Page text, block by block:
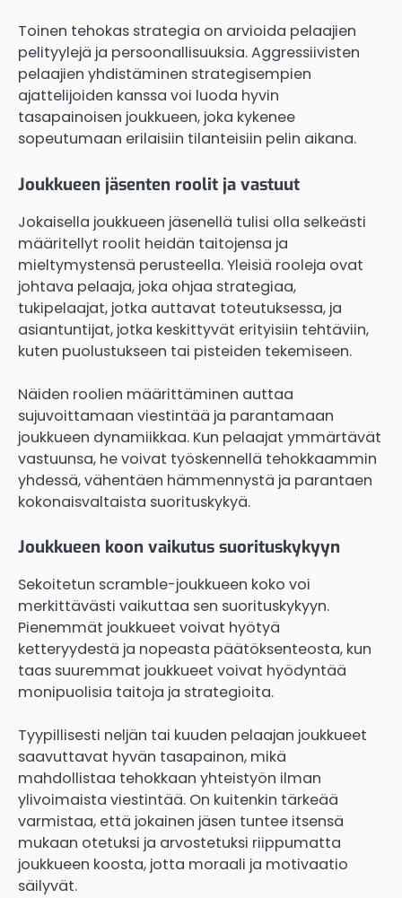
Toinen tehokas strategia on arvioida pelaajien
pelityylejä ja persoonallisuuksia. Aggressiivisten
pelaajien yhdistäminen strategisempien
ajattelijoiden kanssa voi luoda hyvin
tasapainoisen joukkueen, joka kykenee
sopeutumaan erilaisiin tilanteisiin pelin aikana.
Joukkueen jäsenten roolit ja vastuut
Jokaisella joukkueen jäsenellä tulisi olla selkeästi
määritellyt roolit heidän taitojensa ja
mieltymystensä perusteella. Yleisiä rooleja ovat
johtava pelaaja, joka ohjaa strategiaa,
tukipelaajat, jotka auttavat toteutuksessa, ja
asiantuntijat, jotka keskittyvät erityisiin tehtäviin,
kuten puolustukseen tai pisteiden tekemiseen.
Näiden roolien määrittäminen auttaa
sujuvoittamaan viestintää ja parantamaan
joukkueen dynamiikkaa. Kun pelaajat ymmärtävät
vastuunsa, he voivat työskennellä tehokkaammin
yhdessä, vähentäen hämmennystä ja parantaen
kokonaisvaltaista suorituskykyä.
Joukkueen koon vaikutus suorituskykyyn
Sekoitetun scramble-joukkueen koko voi
merkittävästi vaikuttaa sen suorituskykyyn.
Pienemmät joukkueet voivat hyötyä
ketteryydestä ja nopeasta päätöksenteosta, kun
taas suuremmat joukkueet voivat hyödyntää
monipuolisia taitoja ja strategioita.
Tyypillisesti neljän tai kuuden pelaajan joukkueet
saavuttavat hyvän tasapainon, mikä
mahdollistaa tehokkaan yhteistyön ilman
ylivoimaista viestintää. On kuitenkin tärkeää
varmistaa, että jokainen jäsen tuntee itsensä
mukaan otetuksi ja arvostetuksi riippumatta
joukkueen koosta, jotta moraali ja motivaatio
säilyvät.